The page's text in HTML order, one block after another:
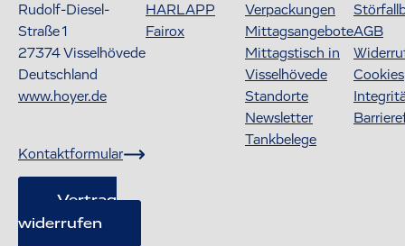
Rudolf-Diesel-
Straße 1
27374Visselhövede
Deutschland
www.hoyer.de
Kontaktformular
Vertrag
widerrufen
HARLAPP
Fairox
Verpackungen
Mittagsangebote
Mittagstisch in
Visselhövede
Standorte
Newsletter
Tankbelege
AGB
Cookies